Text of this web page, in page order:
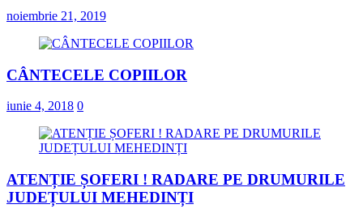
noiembrie 21, 2019
CÂNTECELE COPIILOR
iunie 4, 2018 0
ATENȚIE ȘOFERI ! RADARE PE DRUMURILE
JUDEȚULUI MEHEDINȚI